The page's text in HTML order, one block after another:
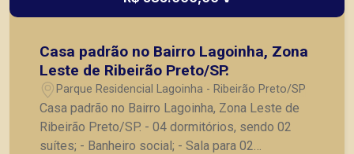
Casa padrão no Bairro Lagoinha, Zona
Leste de Ribeirão Preto/SP.
Parque Residencial Lagoinha - Ribeirão Preto/SP
Casa padrão no Bairro Lagoinha, Zona Leste de
Ribeirão Preto/SP. - 04 dormitórios, sendo 02
suítes; - Banheiro social; - Sala para 02